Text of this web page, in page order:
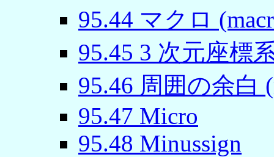
95.44 マクロ
95.45 3 次元座標
95.46 周囲の余白
95.47 Micro
95.48 Minussign